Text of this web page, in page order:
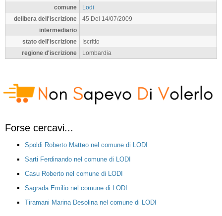
comune
Lodi
delibera dell'iscrizione
45 Del 14/07/2009
intermediario
stato dell'iscrizione
Iscritto
regione d'iscrizione
Lombardia
Forse cercavi...
Spoldi Roberto Matteo nel comune di LODI
Sarti Ferdinando nel comune di LODI
Casu Roberto nel comune di LODI
Sagrada Emilio nel comune di LODI
Tiramani Marina Desolina nel comune di LODI